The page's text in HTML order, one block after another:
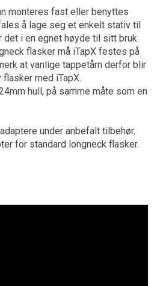
monteres fast eller benyttes
å lage seg et enkelt stativ til
det i en egnet høyde til sitt bruk.
flasker må iTapX festes på
at vanlige tappetårn derfor blir
med iTapX.
hull, på samme måte som en
under anbefalt tilbehør.
for standard longneck flasker.